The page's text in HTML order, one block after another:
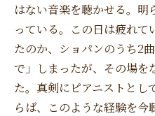
はない音楽を聴かせる。
っている。この日は疲れて
たのか、ショパンのうち2
で」しまったが、その場を
た。真剣にピアニストとし
らば、このような経験を今